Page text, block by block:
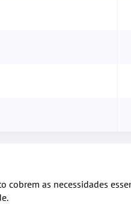
cobrem as necessidades